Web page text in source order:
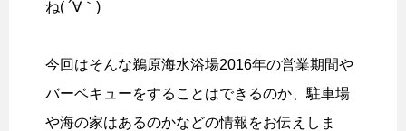
ね( ´∀｀)
今回はそんな鵜原海水浴場2016年の営業期間や
バーベキューをすることはできるのか、駐車場
や海の家はあるのかなどの情報をお伝えしま